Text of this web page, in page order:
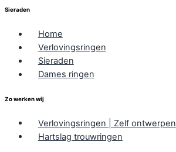
Sieraden
Home
Verlovingsringen
Sieraden
Dames ringen
Zo werken wij
Verlovingsringen | Zelf ontwerpen
Hartslag trouwringen